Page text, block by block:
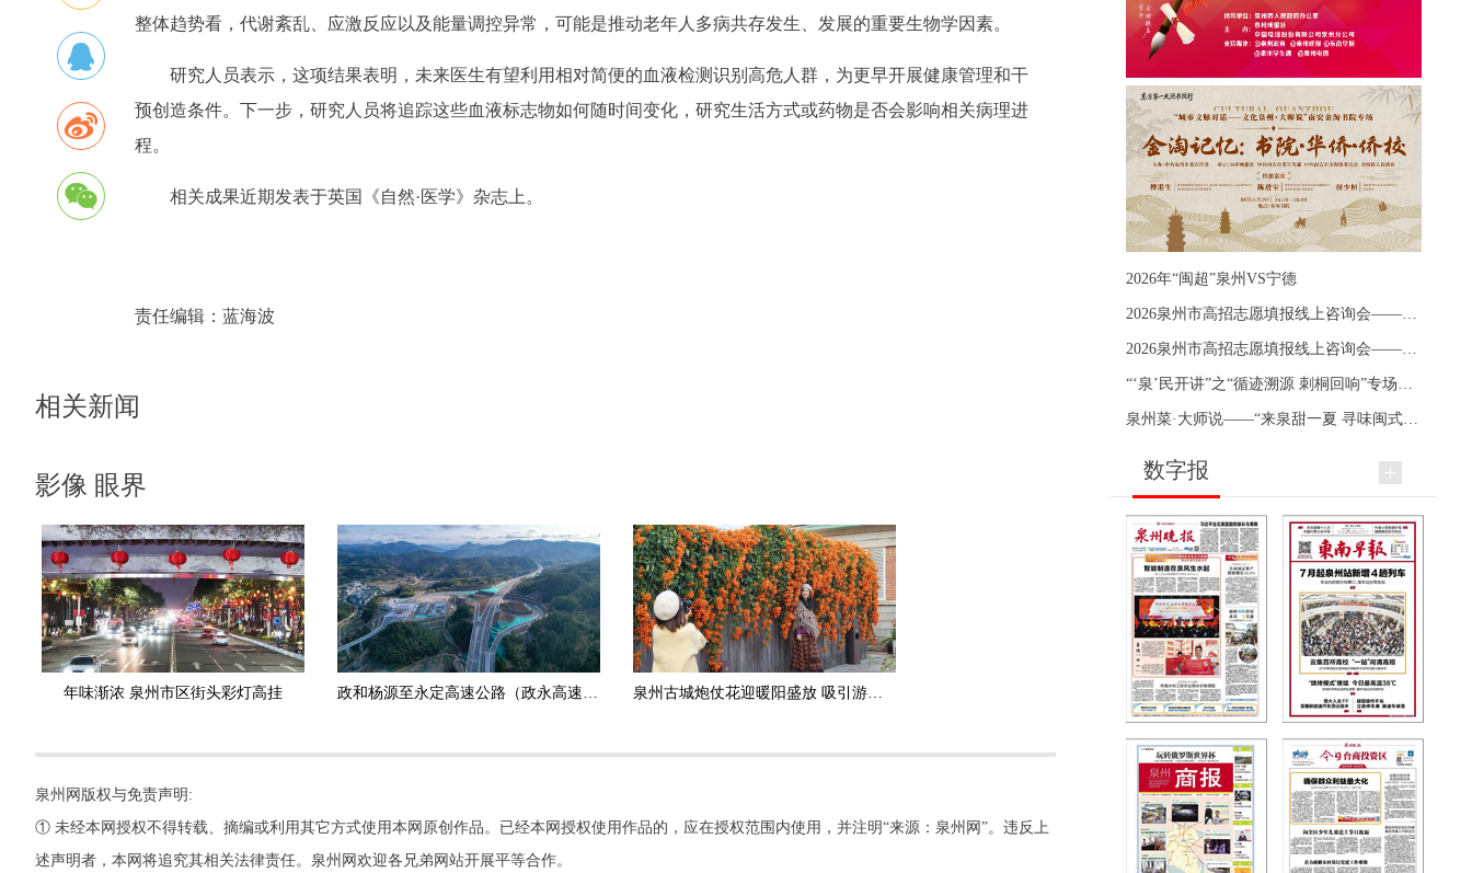
整体趋势看，代谢紊乱、应激反应以及能量调控异常，可能是推动老年人多病共存发生、发展的重要生物学因素。
研究人员表示，这项结果表明，未来医生有望利用相对简便的血液检测识别高危人群，为更早开展健康管理和干
预创造条件。下一步，研究人员将追踪这些血液标志物如何随时间变化，研究生活方式或药物是否会影响相关病理进
程。
相关成果近期发表于英国《自然·医学》杂志上。
责任编辑： 蓝海波
相关新闻
影像 眼界
年味渐浓 泉州市区街头彩灯高挂 政和杨源至永定高速公路（政永高速）德化段正式通车运营 泉州古城炮仗花迎暖阳盛放 吸引游客打卡拍照
泉州网版权与免责声明:
① 未经本网授权不得转载、摘编或利用其它方式使用本网原创作品。已经本网授权使用作品的，应在授权范围内使用，并注明“来源：泉州网”。违反上
述声明者，本网将追究其相关法律责任。泉州网欢迎各兄弟网站开展平等合作。
2026年“闽超”泉州VS宁德
数字报